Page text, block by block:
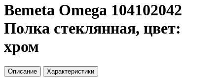
Bemeta Omega 104102042
Полка стеклянная, цвет:
хром
Описание Характеристики